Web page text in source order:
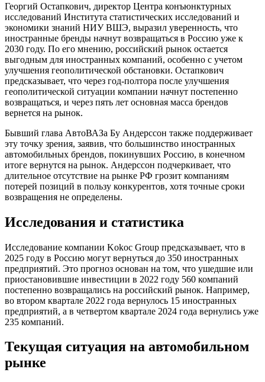
Георгий Остапкович, директор Центра конъюнктурных
исследований Института статистических исследований и
экономики знаний НИУ ВШЭ, выразил уверенность, что
иностранные бренды начнут возвращаться в Россию уже к
2030 году. По его мнению, российский рынок остается
выгодным для иностранных компаний, особенно с учетом
улучшения геополитической обстановки. Остапкович
предсказывает, что через год-полтора после улучшения
геополитической ситуации компании начнут постепенно
возвращаться, и через пять лет основная масса брендов
вернется на рынок.
Бывший глава АвтоВАЗа Бу Андерссон также поддерживает
эту точку зрения, заявив, что большинство иностранных
автомобильных брендов, покинувших Россию, в конечном
итоге вернутся на рынок. Андерссон подчеркивает, что
длительное отсутствие на рынке РФ грозит компаниям
потерей позиций в пользу конкурентов, хотя точные сроки
возвращения не определены.
Исследования и статистика
Исследование компании Kokoc Group предсказывает, что в
2025 году в Россию могут вернуться до 350 иностранных
предприятий. Это прогноз основан на том, что ушедшие или
приостановившие инвестиции в 2022 году 560 компаний
постепенно возвращались на российский рынок. Например,
во втором квартале 2022 года вернулось 15 иностранных
предприятий, а в четвертом квартале 2024 года вернулись уже
235 компаний.
Текущая ситуация на автомобильном
рынке